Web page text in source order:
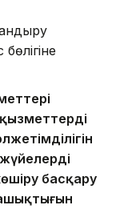
басқару
ашықтығын